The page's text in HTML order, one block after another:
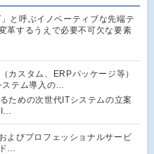
と呼ぶイノベーティブな先端テ
革するうえで必要不可欠な要素
カスタム、ERPパッケージ等）
ステム導入の…
ための次世代ITシステムの立案
I…
よびプロフェッショナルサービ
…